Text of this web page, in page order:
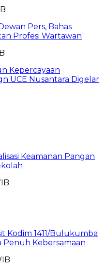
Pers, Bahas
Profesi Wartawan
Kepercayaan
UCE Nusantara Digelar
Keamanan Pangan
Kodim 1411/Bulukumba
Kebersamaan